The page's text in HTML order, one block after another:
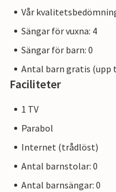
Vår
Sängar för vuxna: 4
Sängar för barn: 0
Antal barn gratis (upp
Faciliteter
1 TV
Parabol
Internet (trådlöst)
Antal barnstolar: 0
Antal barnsängar: 0